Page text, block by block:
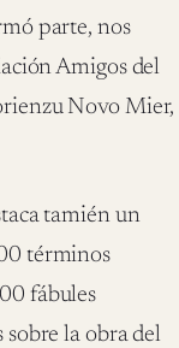
parte, nos
Amigos del
Novo Mier,
tamién un
términos
fábules
sobre la obra del